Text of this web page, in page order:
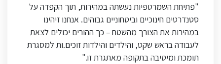
"פתיחת השמרטפיות נעשתה במהירות, תוך הקפדה על
סטנדרטים חינוכיים וביטחוניים גבוהים. אנחנו זיהינו
במהירות את הצורך מהשטח – כך ההורים יכולים לצאת
לעבודה בראש שקט, והילדים והילדות זוכים.ות למסגרת
תומכת ומיטיבה בתקופה מאתגרת זו."